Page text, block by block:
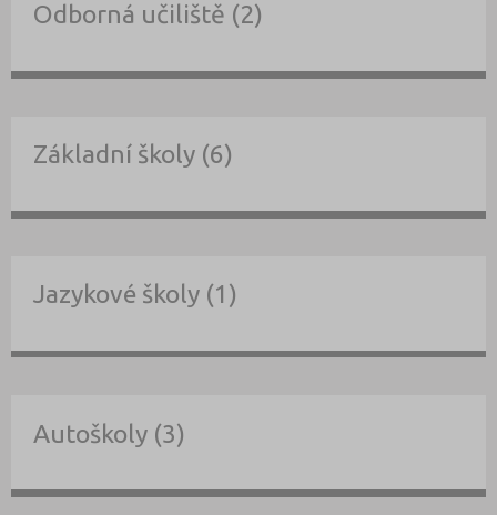
Odborná učiliště (2)
Základní školy (6)
Jazykové školy (1)
Autoškoly (3)